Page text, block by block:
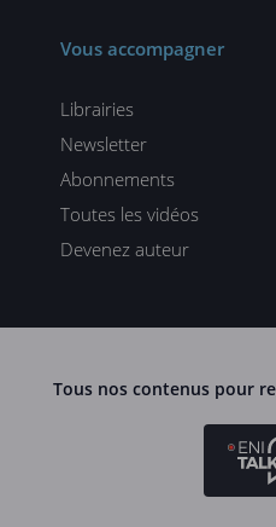
Vous accompagner
Librairies
Newsletter
Abonnements
Toutes les vidéos
Devenez auteur
Tous nos contenus pour